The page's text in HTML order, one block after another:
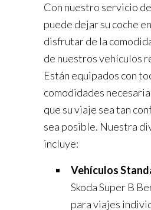
Con nuestro servicio
puede dejar su coche
disfrutar de la
de nuestros vehículos
Están equipados con
comodidades
que su viaje sea tan
sea posible. Nuestra
incluye:
Vehículos
Skoda Super B
para viajes